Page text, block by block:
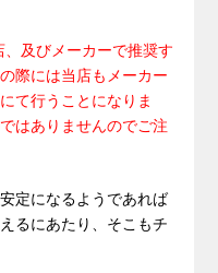
及びメーカーで推奨す
際には当店もメーカー
て行うことになりま
はありませんのでご注
定になるようであれば
るにあたり、そこもチ